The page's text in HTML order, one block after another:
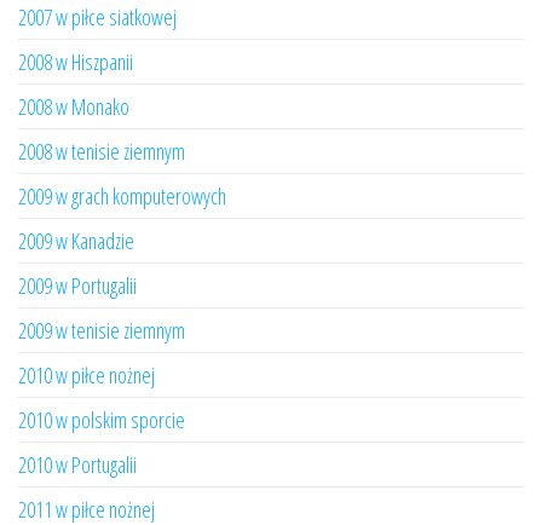
2007 w piłce siatkowej
2008 w Hiszpanii
2008 w Monako
2008 w tenisie ziemnym
2009 w grach komputerowych
2009 w Kanadzie
2009 w Portugalii
2009 w tenisie ziemnym
2010 w piłce nożnej
2010 w polskim sporcie
2010 w Portugalii
2011 w piłce nożnej